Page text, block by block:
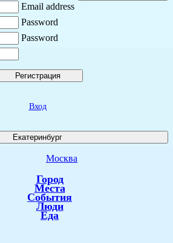
Email address
Password
Password
Регистрация
Вход
Екатеринбург
Москва
Город
Места
События
Люди
Еда